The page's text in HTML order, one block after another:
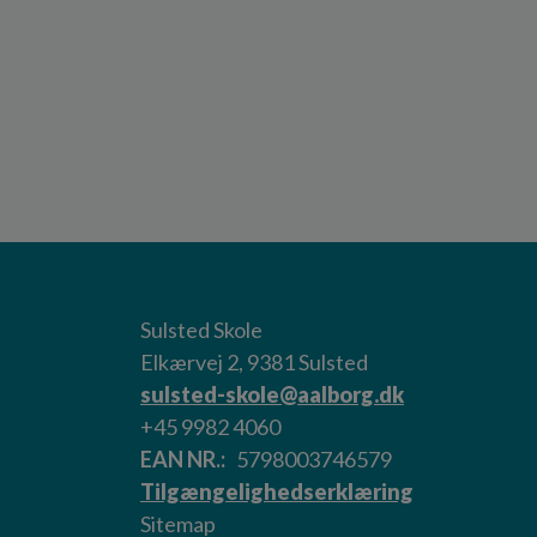
Sulsted Skole
Elkærvej 2, 9381 Sulsted
sulsted-skole@aalborg.dk
+45 9982 4060
EAN NR.
5798003746579
Tilgængelighedserklæring
Sitemap